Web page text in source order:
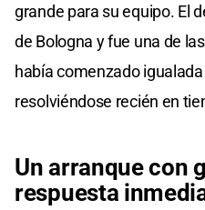
grande para su equipo. El
de Bologna y fue una de
había comenzado
resolviéndose recién en
Un arranque con
respuesta